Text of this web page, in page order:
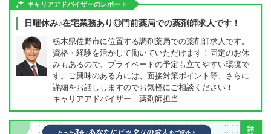
キャリアアドバイザーのレポート
日曜休み♪在宅業務あり◎門前薬局での薬剤師求人です！
栃木県佐野市に位置する調剤薬局での薬剤師求人です。
資格・経験を活かして働いていただけます！固定のお休
みもあるので、プライベートの予定も立てやすい環境で
す。ご興味のある方には、面接対策ポイント等、さらに
詳細をお話ししますのでお気軽にご相談ください！
キャリアアドバイザー 薬剤師担当